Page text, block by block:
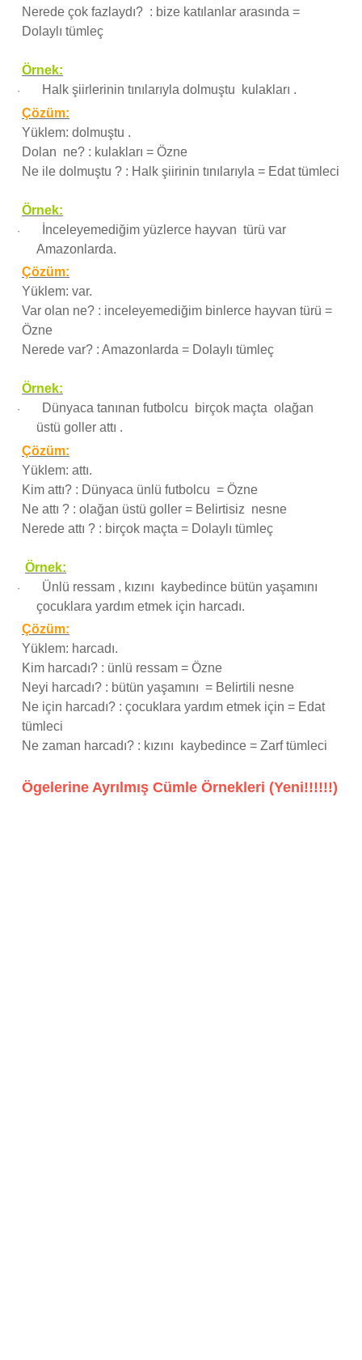
Nerede çok fazlaydı? : bize katılanlar arasında =
Dolaylı tümleç
Örnek:
·
Halk şiirlerinin tınılarıyla dolmuştu kulakları .
Çözüm:
Yüklem: dolmuştu .
Dolan ne? : kulakları = Özne
Ne ile dolmuştu ? : Halk şiirinin tınılarıyla = Edat tümleci
Örnek:
·
İnceleyemediğim yüzlerce hayvan türü var
Amazonlarda.
Çözüm:
Yüklem: var.
Var olan ne? : inceleyemediğim binlerce hayvan türü =
Özne
Nerede var? : Amazonlarda = Dolaylı tümleç
Örnek:
·
Dünyaca tanınan futbolcu birçok maçta olağan
üstü goller attı .
Çözüm:
Yüklem: attı.
Kim attı? : Dünyaca ünlü futbolcu = Özne
Ne attı ? : olağan üstü goller = Belirtisiz nesne
Nerede attı ? : birçok maçta = Dolaylı tümleç
Örnek:
·
Ünlü ressam , kızını kaybedince bütün yaşamını
çocuklara yardım etmek için harcadı.
Çözüm:
Yüklem: harcadı.
Kim harcadı? : ünlü ressam = Özne
Neyi harcadı? : bütün yaşamını = Belirtili nesne
Ne için harcadı? : çocuklara yardım etmek için = Edat
tümleci
Ne zaman harcadı? : kızını kaybedince = Zarf tümleci
Ögelerine Ayrılmış Cümle Örnekleri (Yeni!!!!!!)